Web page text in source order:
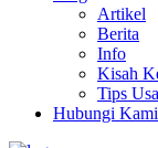
Artikel
Berita
Info
Kisah
Tips
Hubungi Kami